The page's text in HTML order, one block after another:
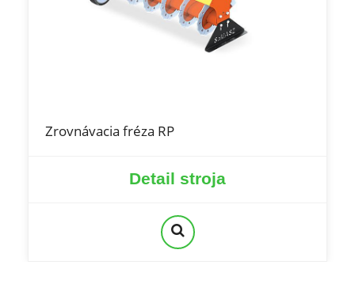
Zrovnávacia fréza RP
Detail stroja